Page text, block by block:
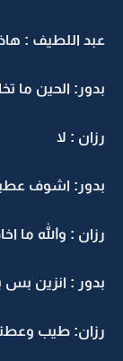
عبد اللطيف :
بدور: الحين ما
رزان : لا
بدور: اشوف
رزان : والله ما
بدور : انزين
رزان: طيب